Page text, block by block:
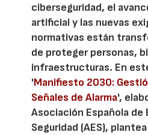
ciberseguridad, el
artificial y las nuevas
normativas están
de proteger personas,
infraestructuras. En
'Manifiesto 2030:
Señales de Alarma',
Asociación Española de
Seguridad (AES),